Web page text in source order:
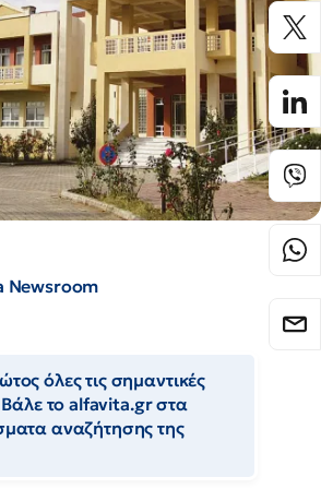
Newsroom
όλες τις σημαντικές
Βάλε το alfavita.gr στα
αναζήτησης της